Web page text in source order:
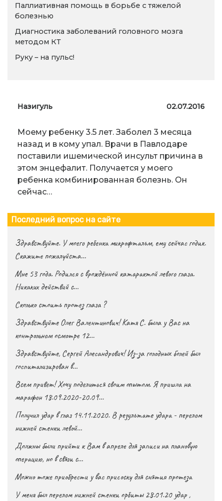
Паллиативная помощь в борьбе с тяжелой
болезнью
Диагностика заболеваний головного мозга
методом КТ
Руку – на пульс!
Назигуль 02.07.2016
Моему ребенку 3.5 лет. Заболел 3 месяца
назад и в кому упал. Врачи в Павлодаре
поставили ишемической инсульт причина в
этом энцефалит. Получается у моего
ребенка комбинированная болезнь. Он
сейчас…
Последний вопрос на сайте
Здравствуйте. У моего ребенка микрофтальм, ему сейчас годик.
Скажите пожалуйста…
Мне 53 года. Родился с врождённой катарактой левого глаза.
Никаких действий с…
Сколько стоить протез глаза ?
Здравствуйте Олег Валентинович! Катя С. была у Вас на
контрольном осмотре 12…
Здравствуйте, Сергей Алесандрович! Из-за голодных болей был
госпитализирован в…
Всем привет! Хочу поделиться своим опытом. Я пришла на
марафон 18.09.2020-20.09…
Получил удар в глаз 14.11.2020. В результате удара - перелом
нижней стенки левой…
Должны были прийти к Вам в апреле для записи на плановую
операцию, но в связи с…
Можно тоже приобрести у вас присоску для снятия протеза
У меня был перелом нижней стенки орбиты 28.01.20 удар ,